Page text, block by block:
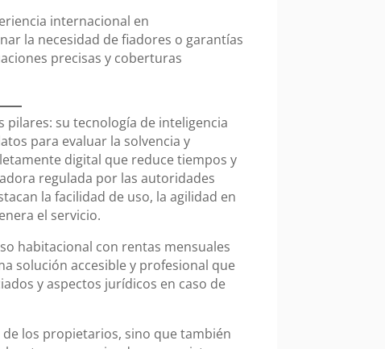
internacional en
la necesidad de fiadores o garantías
precisas y coberturas
pilares: su tecnología de inteligencia
para evaluar la solvencia y
digital que reduce tiempos y
regulada por las autoridades
la facilidad de uso, la agilidad en
el servicio.
habitacional con rentas mensuales
solución accesible y profesional que
y aspectos jurídicos en caso de
los propietarios, sino que también